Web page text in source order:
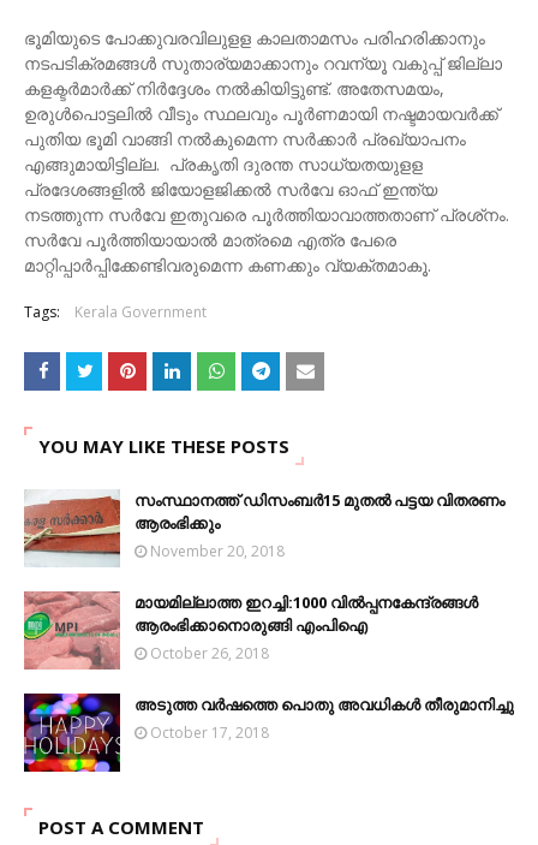
ഭൂമിയുടെ പോക്കുവരവിലുളള കാലതാമസം പരിഹരിക്കാനും
നടപടിക്രമങ്ങള്‍ സുതാര്യമാക്കാനും റവന്യൂ വകുപ്പ് ജില്ലാ
കളക്ടര്‍മാര്‍ക്ക് നിര്‍ദ്ദേശം നല്‍കിയിട്ടുണ്ട്. അതേസമയം,
ഉരുള്‍പൊട്ടലില്‍ വീടും സ്ഥലവും പൂര്‍ണമായി നഷ്ടമായവര്‍ക്ക്
പുതിയ ഭൂമി വാങ്ങി നല്‍കുമെന്ന സര്‍ക്കാര്‍ പ്രഖ്യാപനം
എങ്ങുമായിട്ടില്ല. പ്രകൃതി ദുരന്ത സാധ്യതയുളള
പ്രദേശങ്ങളില്‍ ജിയോളജിക്കല്‍ സര്‍വേ ഓഫ് ഇന്ത്യ
നടത്തുന്ന സര്‍വേ ഇതുവരെ പൂര്‍ത്തിയാവാത്തതാണ് പ്രശ്‌നം.
സര്‍വേ പൂര്‍ത്തിയായാല്‍ മാത്രമെ എത്ര പേരെ
മാറ്റിപ്പാര്‍പ്പിക്കേണ്ടിവരുമെന്ന കണക്കും വ്യക്തമാകൂ.
Tags: Kerala Government
YOU MAY LIKE THESE POSTS
സംസ്ഥാനത്ത് ഡിസംബര്‍15 മുതല്‍ പട്ടയ വിതരണം
ആരംഭിക്കും
November 20, 2018
മായമില്ലാത്ത ഇറച്ചി:1000 വിൽപ്പനകേന്ദ്രങ്ങൾ
ആരംഭിക്കാനൊരുങ്ങി എംപിഐ
October 26, 2018
അടുത്ത വർഷത്തെ പൊതു അവധികൾ തീരുമാനിച്ചു
October 17, 2018
POST A COMMENT